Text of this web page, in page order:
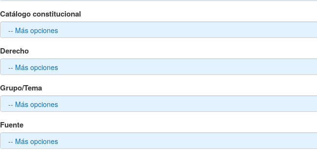
Catálogo constitucional
Derecho
Grupo/Tema
Fuente